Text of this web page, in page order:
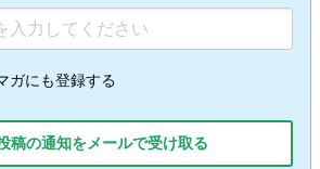
ガにも登録する
稿の通知をメールで受け取る